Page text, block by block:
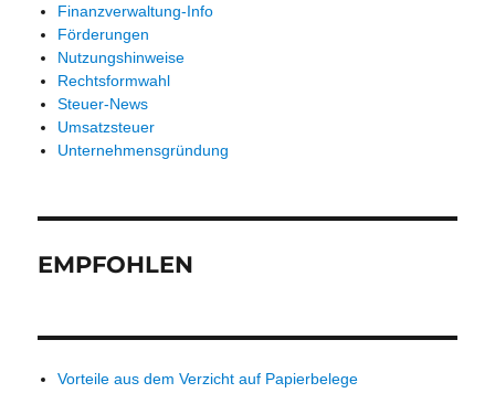
Finanzverwaltung-Info
Förderungen
Nutzungshinweise
Rechtsformwahl
Steuer-News
Umsatzsteuer
Unternehmensgründung
EMPFOHLEN
Vorteile aus dem Verzicht auf Papierbelege